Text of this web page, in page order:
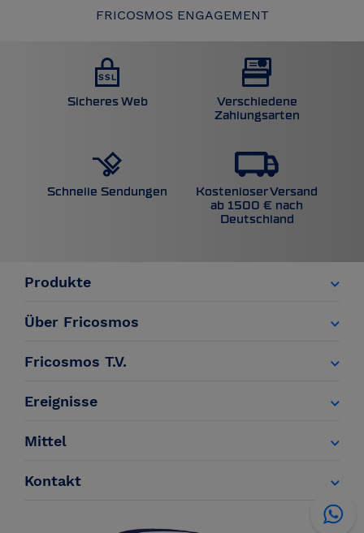
FRICOSMOS ENGAGEMENT
Sicheres Web
Verschiedene
Zahlungsarten
Schnelle Sendungen
Kostenloser Versand
ab 1500 € nach
Deutschland
Produkte
Über Fricosmos
Fricosmos T.V.
Ereignisse
Mittel
Kontakt